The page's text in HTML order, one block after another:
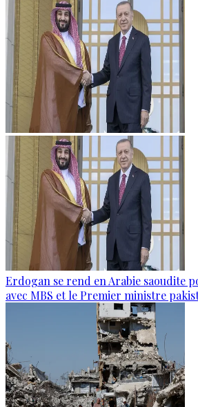
Erdogan se rend en Arabie saoudite
avec MBS et le Premier ministre